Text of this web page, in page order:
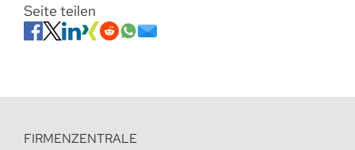
Seite teilen
FIRMENZENTRALE